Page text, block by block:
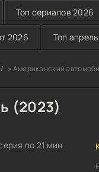
Топ сериалов 2026
2026 Топ
» Американский
(2023)
по 21 мин